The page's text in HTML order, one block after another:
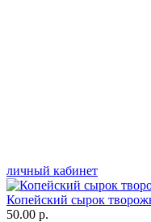
личный кабинет
Копейский сырок
50.00 р.